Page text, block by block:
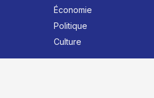
Économie
Politique
Culture